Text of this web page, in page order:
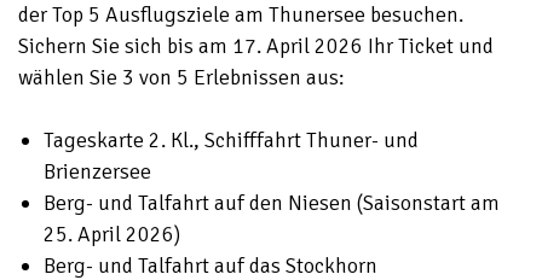
der Top 5 Ausflugsziele am Thunersee besuchen.
Sichern Sie sich bis am 17. April 2026 Ihr Ticket und
wählen Sie 3 von 5 Erlebnissen aus:
Tageskarte 2. Kl., Schifffahrt Thuner- und
Brienzersee
Berg- und Talfahrt auf den Niesen (Saisonstart am
25. April 2026)
Berg- und Talfahrt auf das Stockhorn